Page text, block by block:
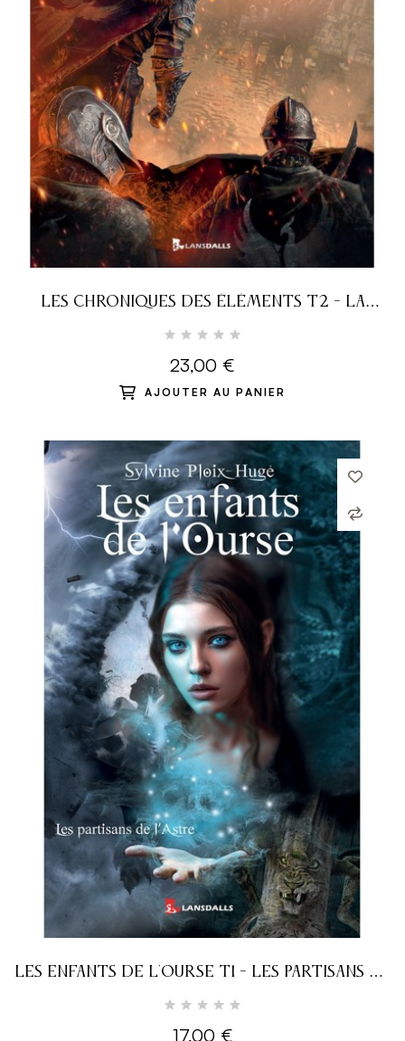
LES CHRONIQUES DES ÉLÉMENTS T2 - LA
23,00 €
AJOUTER AU PANIER
LES ENFANTS DE L'OURSE T1 - LES PARTISANS DE
17,00 €